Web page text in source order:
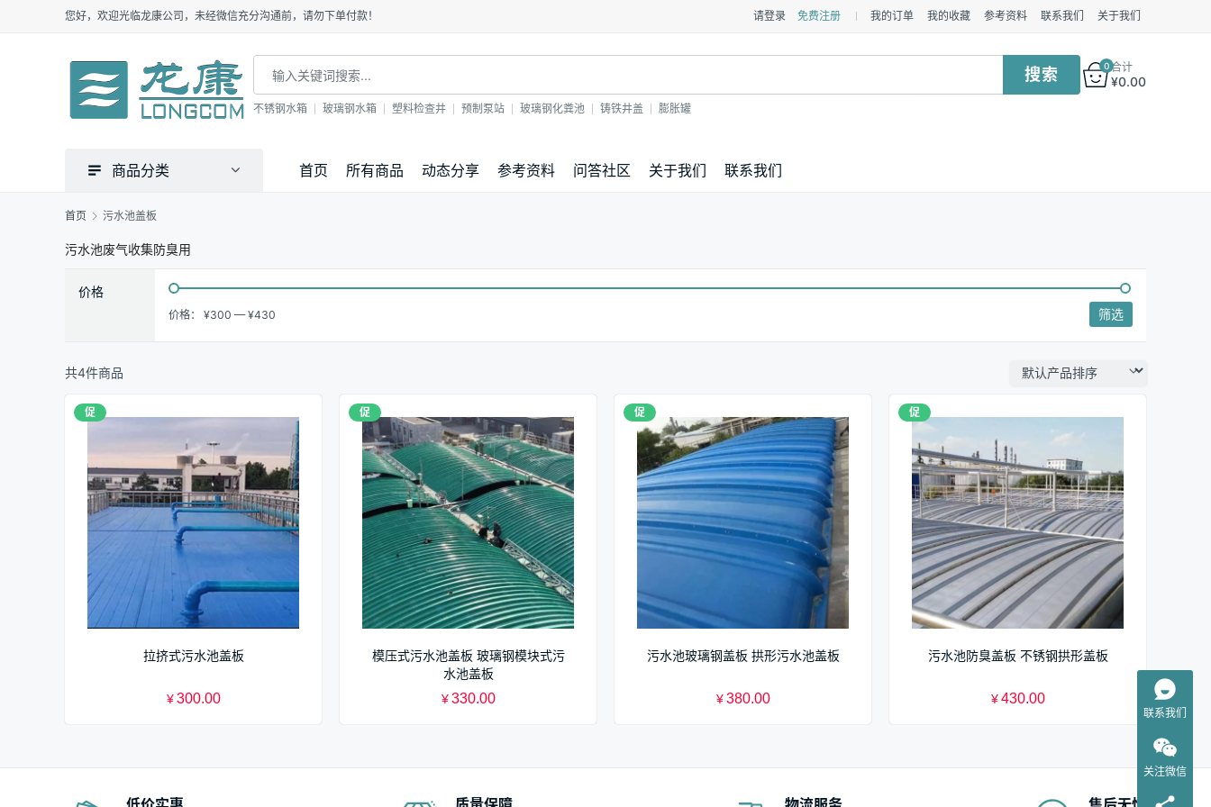
您好，欢迎光临龙康公司，未经微信充分沟通前，请勿下单付款！ 请登录 免费注册 我的订单 我的收藏 参考资料 联系我们 关于我们
不锈钢水箱 玻璃钢水箱 塑料检查井 预制泵站 玻璃钢化粪池 铸铁井盖 膨胀罐
0合计
¥0.00
商品分类 首页 所有商品 动态分享 参考资料 问答社区 关于我们 联系我们
首页 污水池盖板
污水池废气收集防臭用
价格
低
价
高
价
筛选
价格： ¥300 —¥430
共4件商品
促
拉挤式污水池盖板
¥ 300.00
促
模压式污水池盖板 玻璃钢模块式污
水池盖板
¥ 330.00
促
污水池玻璃钢盖板 拱形污水池盖板
¥ 380.00
促
污水池防臭盖板 不锈钢拱形盖板
¥ 430.00
联系我们
关注微信